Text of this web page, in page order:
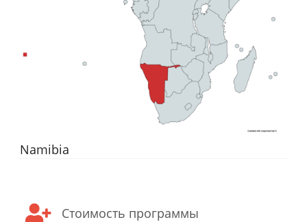
Namibia
Стоимость программы